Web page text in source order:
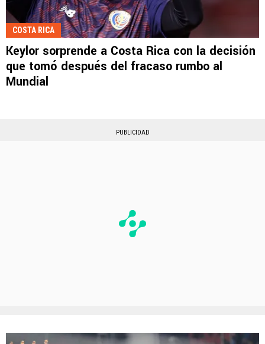
COSTA RICA
Keylor sorprende a Costa Rica con la decisión
que tomó después del fracaso rumbo al
Mundial
PUBLICIDAD